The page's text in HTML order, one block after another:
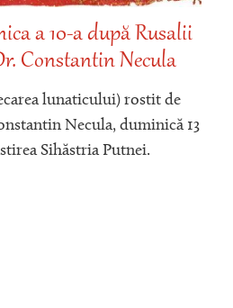
a 10-a după Rusalii
Constantin Necula
lunaticului) rostit de
Necula, duminică 13
Sihăstria Putnei.